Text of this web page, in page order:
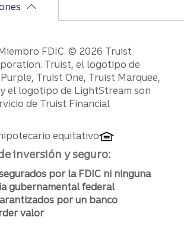
FDIC. © 2026 Truist
Truist, el logotipo de
Truist One, Truist Marquee,
el logotipo de LightStream son
de Truist Financial
equitativo
inversión y seguro:
por la FDIC ni ninguna
gubernamental federal
por un banco
valor